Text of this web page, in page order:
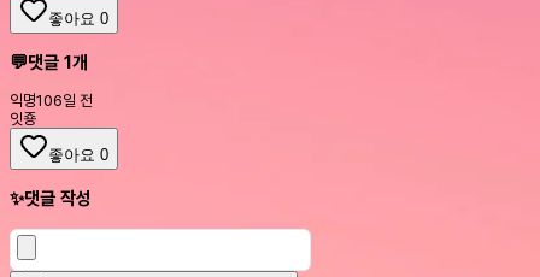
좋아요 0
💬댓글 1개
익명106일 전
잇죵
좋아요 0
✨댓글 작성